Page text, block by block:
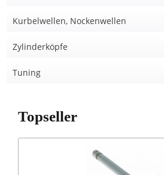
Kurbelwellen, Nockenwellen
Zylinderköpfe
Tuning
Topseller